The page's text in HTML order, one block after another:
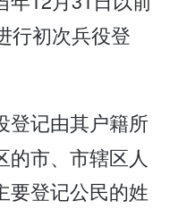
行初次兵役登
登记由其户籍所
市、市辖区人
要登记公民的姓